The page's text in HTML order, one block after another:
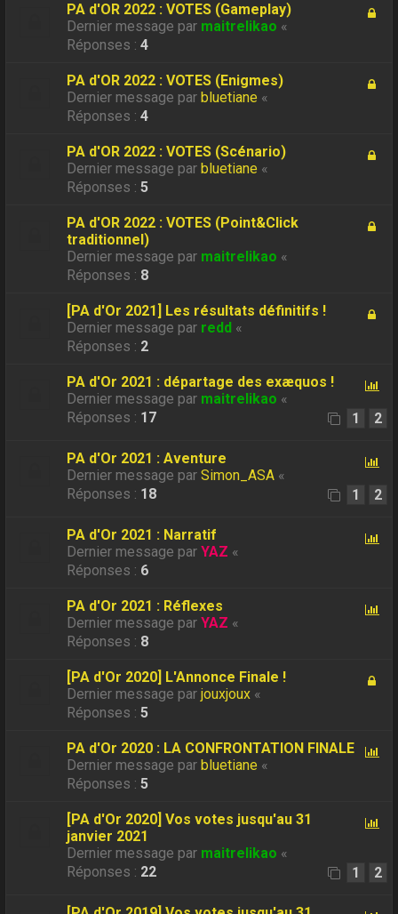
PA d'OR 2022 : VOTES (Gameplay)
Dernier message par maitrelikao «
Réponses :4
PA d'OR 2022 : VOTES (Enigmes)
Dernier message par bluetiane «
Réponses :4
PA d'OR 2022 : VOTES (Scénario)
Dernier message par bluetiane «
Réponses :5
PA d'OR 2022 : VOTES (Point&Click
traditionnel)
Dernier message par maitrelikao «
Réponses : 8
[PA d'Or 2021] Les résultats définitifs !
Dernier message par redd «
Réponses : 2
PA d'Or 2021 : départage des exæquos !
Dernier message par maitrelikao «
Réponses : 17 1 2
PA d'Or 2021 : Aventure
Dernier message parSimon_ASA «
Réponses : 18 1 2
PA d'Or 2021 : Narratif
Dernier message parYAZ «
Réponses : 6
PA d'Or 2021 : Réflexes
Dernier message parYAZ «
Réponses : 8
[PA d'Or 2020] L'Annonce Finale !
Dernier message parjouxjoux «
Réponses :5
PA d'Or 2020 : LA CONFRONTATION FINALE
Dernier message par bluetiane «
Réponses :5
[PA d'Or 2020] Vos votes jusqu'au 31
janvier 2021
Dernier message par maitrelikao «
Réponses : 22 1 2